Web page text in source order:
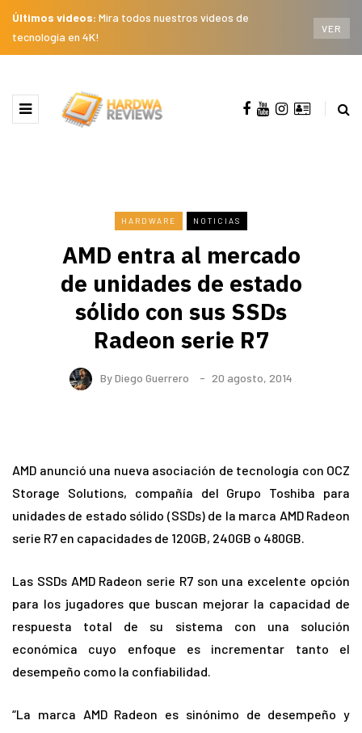
Últimos videos: Mira todos nuestros videos de
tecnología en 4K!
VER
HARDWARE NOTICIAS
AMD entra al mercado
de unidades de estado
sólido con sus SSDs
Radeon serie R7
ByDiego Guerrero 20 agosto, 2014
AMD anunció una nueva asociación de tecnología con OCZ
Storage Solutions, compañía del Grupo Toshiba para
unidades de estado sólido (SSDs) de la marca AMD Radeon
serie R7 en capacidades de 120GB, 240GB o 480GB.
Las SSDs AMD Radeon serie R7 son una excelente opción
para los jugadores que buscan mejorar la capacidad de
respuesta total de su sistema con una solución
económica cuyo enfoque es incrementar tanto el
desempeño como la confiabilidad.
“La marca AMD Radeon es sinónimo de desempeño y